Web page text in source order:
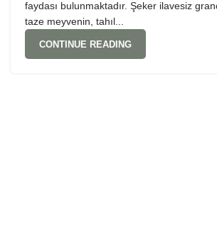
faydası bulunmaktadır. Şeker ilavesiz
taze meyvenin, tahıl...
CONTINUE READING